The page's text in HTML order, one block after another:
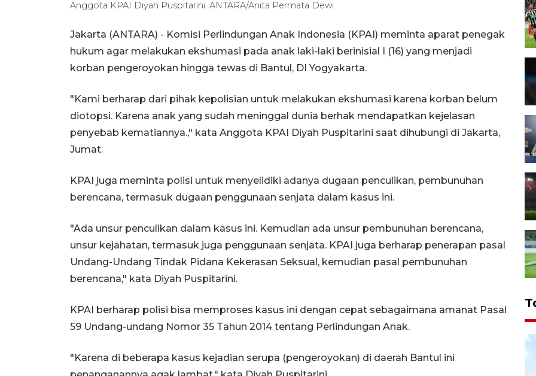
Anggota KPAI Diyah Puspitarini. ANTARA/Anita Permata Dewi
Jakarta (ANTARA) - Komisi Perlindungan Anak Indonesia (KPAI) meminta aparat penegak
hukum agar melakukan ekshumasi pada anak laki-laki berinisial I (16) yang menjadi
korban pengeroyokan hingga tewas di Bantul, DI Yogyakarta.
"Kami berharap dari pihak kepolisian untuk melakukan ekshumasi karena korban belum
diotopsi. Karena anak yang sudah meninggal dunia berhak mendapatkan kejelasan
penyebab kematiannya.," kata Anggota KPAI Diyah Puspitarini saat dihubungi di Jakarta,
Jumat.
KPAI juga meminta polisi untuk menyelidiki adanya dugaan penculikan, pembunuhan
berencana, termasuk dugaan penggunaan senjata dalam kasus ini.
"Ada unsur penculikan dalam kasus ini. Kemudian ada unsur pembunuhan berencana,
unsur kejahatan, termasuk juga penggunaan senjata. KPAI juga berharap penerapan pasal
Undang-Undang Tindak Pidana Kekerasan Seksual, kemudian pasal pembunuhan
berencana," kata Diyah Puspitarini.
KPAI berharap polisi bisa memproses kasus ini dengan cepat sebagaimana amanat Pasal
59 Undang-undang Nomor 35 Tahun 2014 tentang Perlindungan Anak.
"Karena di beberapa kasus kejadian serupa (pengeroyokan) di daerah Bantul ini